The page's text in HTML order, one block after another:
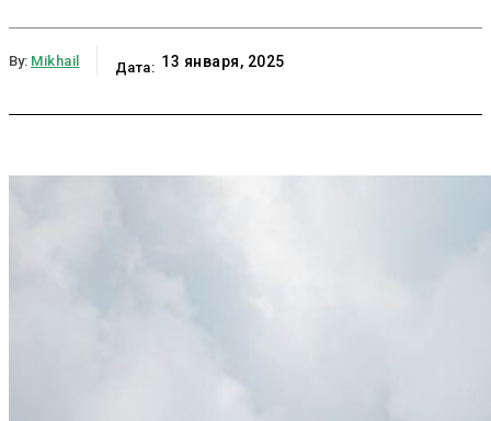
By: Mikhail Дата: 13 января, 2025